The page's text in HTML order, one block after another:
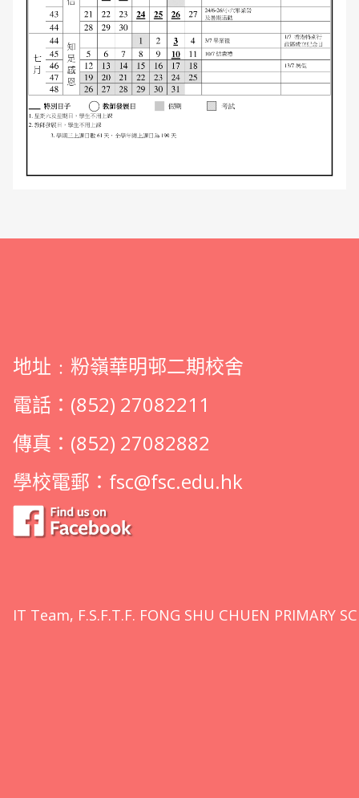
地址﹕粉嶺華明邨二期校舍
電話：(852) 27082211
傳真：(852) 27082882
學校電郵： fsc@fsc.edu.hk
IT Team, F.S.F.T.F. FONG SHU CHUEN PRIMARY